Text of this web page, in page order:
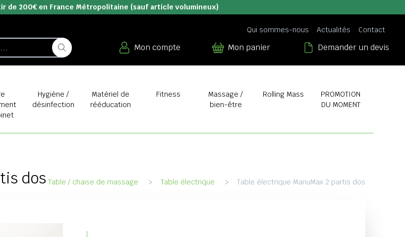
de 200€ en France Métropolitaine (sauf article volumineux)
Qui sommes-nous Actualités Contact
Mon compte Mon panier Demander un devis
Hygiène /
désinfection
Matériel de
rééducation
Fitness
Massage /
bien-être
Rolling Mass
PROMOTION
DU MOMENT
dos Table / chaise de massage > Table électrique > Table électrique ManuMax 2 partis dos